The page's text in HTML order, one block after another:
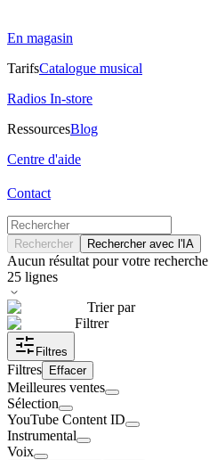
En magasin
TarifsCatalogue musical
Radios In-store
RessourcesBlog
Centre d'aide
Contact
Rechercher Rechercher avec l'IA
Aucun résultat pour votre recherche
25 lignes
Trier par
Filtrer
Filtres
Filtres Effacer
Meilleures ventes
Sélection
YouTube Content ID
Instrumental
Voix